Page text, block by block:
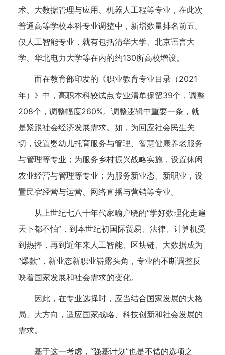
术、大数据管理与应用、机器人工程等专业，在此次
普通高等学校本科专业调整中，新增数量排名前五。
仅人工智能专业，就有包括清华大学、北京语言大
学、华北电力大学等在内的约130所高校增设。
而在教育部印发的《职业教育专业目录（2021
年）》中，高职本科较试点专业清单保留39个，调整
208个，调整幅度260%。调整逻辑中重要一条，就
是紧跟社会经济发展需求。如，为回应社会民生关
切，设置婴幼儿托育服务与管理、智慧健康养老服务
与管理等专业；为服务乡村振兴战略实施，设置休闲
农业经营与管理等专业；为服务新业态、新职业，设
置民宿经营与运营、网络直播与营销等专业。
从上世纪七八十年代家喻户晓的“学好数理化走遍
天下都不怕”，到本世纪初国际贸易、法律、计算机受
到热捧，再到近年来人工智能、区块链、大数据成为
“爆款”，新业态新职业崭露头角，专业的不断调整反
映着国家发展和社会需求的变化。
因此，在专业选择时，应当结合国家发展的大格
局、大方向，适应国家战略、科技创新和社会发展的
需求。
基于这一考虑，“强基计划”也是不错的选项之